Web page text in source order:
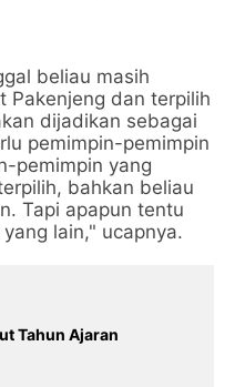
beliau masih
Pakenjeng dan terpilih
dijadikan sebagai
pemimpin-pemimpin
pemimpin yang
bahkan beliau
Tapi apapun tentu
lain," ucapnya.
Tahun Ajaran